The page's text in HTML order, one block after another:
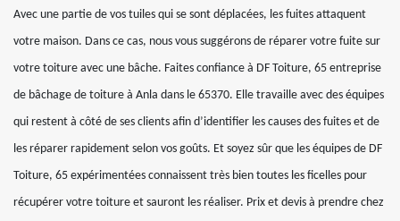
Avec une partie de vos tuiles qui se sont déplacées, les fuites attaquent
votre maison. Dans ce cas, nous vous suggérons de réparer votre fuite sur
votre toiture avec une bâche. Faites confiance à DF Toiture, 65 entreprise
de bâchage de toiture à Anla dans le 65370. Elle travaille avec des équipes
qui restent à côté de ses clients afin d’identifier les causes des fuites et de
les réparer rapidement selon vos goûts. Et soyez sûr que les équipes de DF
Toiture, 65 expérimentées connaissent très bien toutes les ficelles pour
récupérer votre toiture et sauront les réaliser. Prix et devis à prendre chez